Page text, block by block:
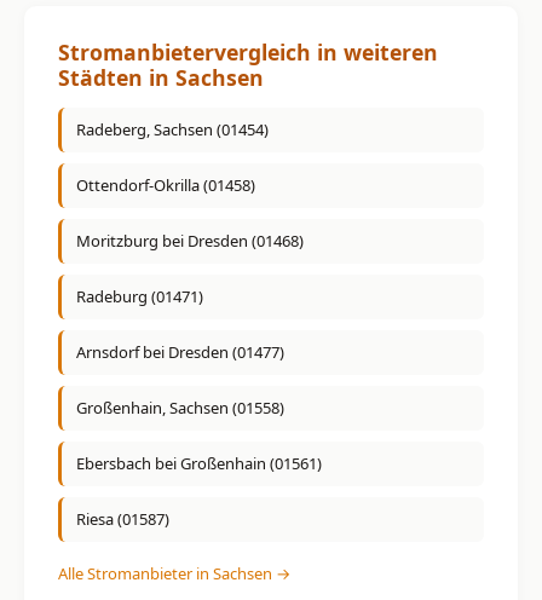
Stromanbietervergleich in weiteren
Städten in Sachsen
Radeberg, Sachsen (01454)
Ottendorf-Okrilla (01458)
Moritzburg bei Dresden (01468)
Radeburg (01471)
Arnsdorf bei Dresden (01477)
Großenhain, Sachsen (01558)
Ebersbach bei Großenhain (01561)
Riesa (01587)
Alle Stromanbieter in Sachsen →